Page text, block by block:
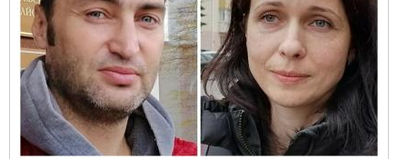
Карная псыхіятрыя
КПЧ ААН
Культурныя правы
ЛПП